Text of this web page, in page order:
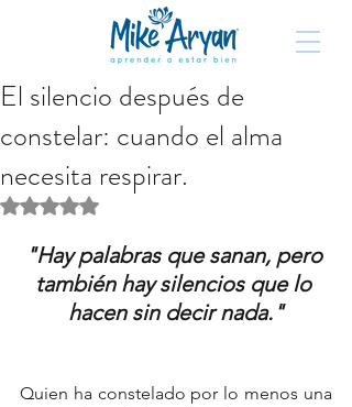
El silencio después de
constelar: cuando el alma
necesita respirar.
Obtuvo NaN de 5 estrellas.
"Hay palabras que sanan, pero
también hay silencios que lo
hacen sin decir nada."
Quien ha constelado por lo menos una